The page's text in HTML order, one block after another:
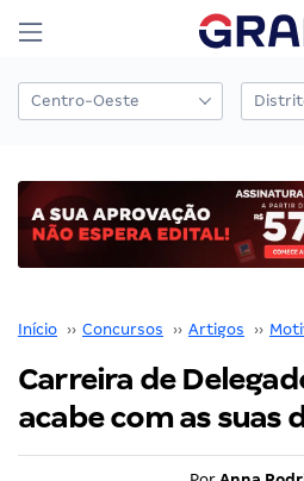
Início ›› Concursos ›› Artigos ››
Carreira de
acabe com as suas